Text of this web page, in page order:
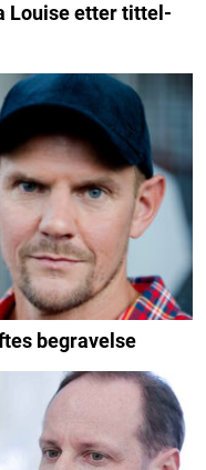
Louise etter tittel-
begravelse